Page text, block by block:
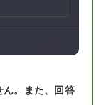
。また、回答